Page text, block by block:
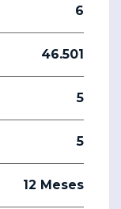
6
46.501
5
5
12 Meses